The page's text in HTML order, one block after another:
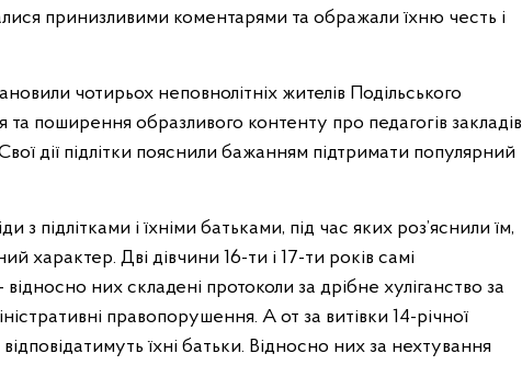
принизливими коментарями та ображали їхню честь і
чотирьох неповнолітніх жителів Подільського
поширення образливого контенту про педагогів закладів
дії підлітки пояснили бажанням підтримати популярний
з підлітками і їхніми батьками, під час яких роз’яснили їм,
характер. Дві дівчини 16-ти і 17-ти років самі
них складені протоколи за дрібне хуліганство за
правопорушення. А от за витівки 14-річної
їхні батьки. Відносно них за нехтування